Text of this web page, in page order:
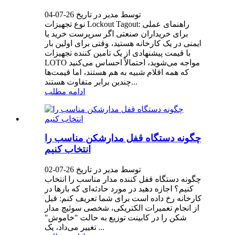
توسط مدیر در تاریخ 26-07-04
نوع تجهیزات Lockout Tagout: راهنمای عملی
برای خریداران صنعتی اگر سرپرست خرید یا
ایمنی در یک کارخانه هستید، وقتی برای اولین بار
با قیمت پیشنهادی از یک تامین کننده تجهیزات
LOTO مواجه می‌شوید، احتمالاً احساس می‌کنید
که همه اقلام شبیه به هم هستند، اما قیمت‌ها
چندین برابر متفاوت هستند...
ادامه مطلب
چگونه دستگاه قفل مدارشکن مناسب را
انتخاب کنیم
توسط مدیر در تاریخ 26-07-02
چگونه دستگاه قفل کننده مدار مناسب را انتخاب
کنیم؟ اجازه دهید در مورد حادثه‌ای که بارها در
کارخانه رخ داده است برای شما تعریف کنم: قبل
از انجام تعمیرات الکتریکی، شخصی سوئیچ مدار
شکن را در کابینت توزیع به حالت "خاموش"
تغییر می‌داد، یک ...